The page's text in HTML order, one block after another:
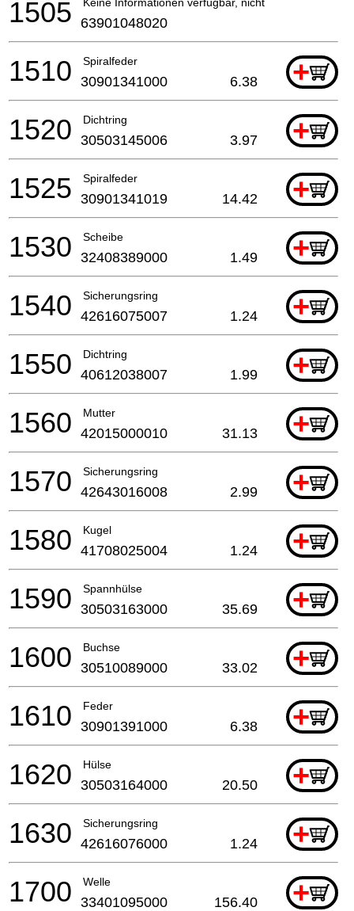
1505 63901048020
Spiralfeder +
1510 30901341000 6.38
Dichtring +
1520 30503145006 3.97
Spiralfeder +
1525 30901341019 14.42
Scheibe +
1530 32408389000 1.49
Sicherungsring +
1540 42616075007 1.24
Dichtring +
1550 40612038007 1.99
Mutter +
1560 42015000010 31.13
Sicherungsring +
1570 42643016008 2.99
Kugel +
1580 41708025004 1.24
Spannhülse +
1590 30503163000 35.69
Buchse +
1600 30510089000 33.02
Feder +
1610 30901391000 6.38
Hülse +
1620 30503164000 20.50
Sicherungsring +
1630 42616076000 1.24
Welle +
1700 33401095000 156.40